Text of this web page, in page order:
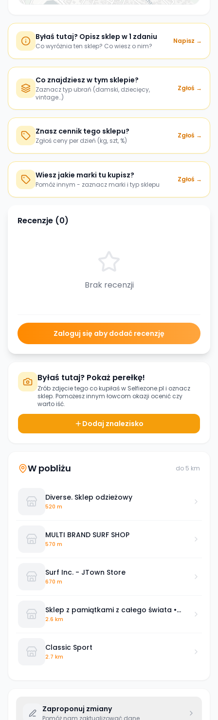
Byłaś tutaj? Opisz sklep w 1 zdaniu
Co wyróżnia ten sklep? Co wiesz o nim?
Napisz →
Co znajdziesz w tym sklepie?
Zaznacz typ ubrań (damski, dziecięcy,
vintage…)
Zgłoś →
Znasz cennik tego sklepu?
Zgłoś ceny per dzień (kg, szt, %)
Zgłoś →
Wiesz jakie marki tu kupisz?
Pomóż innym - zaznacz marki i typ sklepu
Zgłoś →
Recenzje (0)
Brak recenzji
Zaloguj się aby dodać recenzję
Byłaś tutaj? Pokaż perełkę!
Zrób zdjęcie tego co kupiłaś w Selfiezone.pl i oznacz
sklep. Pomożesz innym łowcom okazji ocenić czy
warto iść.
Dodaj znalezisko
W pobliżu do 5 km
Diverse. Sklep odzieżowy
520 m
MULTI BRAND SURF SHOP
570 m
Surf Inc. - JTown Store
670 m
Sklep z pamiątkami z całego świata •
Jurata
2.6 km
Classic Sport
2.7 km
Zaproponuj zmiany
Pomóż nam zaktualizować dane